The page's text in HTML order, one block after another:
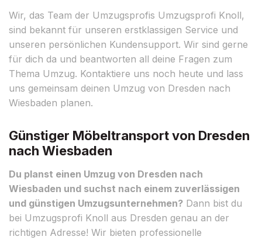
Wir, das Team der Umzugsprofis Umzugsprofi Knoll,
sind bekannt für unseren erstklassigen Service und
unseren persönlichen Kundensupport. Wir sind gerne
für dich da und beantworten all deine Fragen zum
Thema Umzug. Kontaktiere uns noch heute und lass
uns gemeinsam deinen Umzug von Dresden nach
Wiesbaden planen.
Günstiger Möbeltransport von Dresden
nach Wiesbaden
Du planst einen Umzug von Dresden nach
Wiesbaden und suchst nach einem zuverlässigen
und günstigen Umzugsunternehmen? Dann bist du
bei Umzugsprofi Knoll aus Dresden genau an der
richtigen Adresse! Wir bieten professionelle